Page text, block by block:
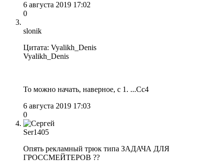
6 августа 2019 17:02
0
slonik
Цитата: Vyalikh_Denis
Vyalikh_Denis
То можно начать, наверное, с 1. ...Сс4
6 августа 2019 17:03
0
Ser1405
Опять рекламный трюк типа ЗАДАЧА ДЛЯ
ГРОССМЕЙТЕРОВ ??